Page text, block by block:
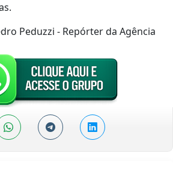
Peduzzi - Repórter da Agência